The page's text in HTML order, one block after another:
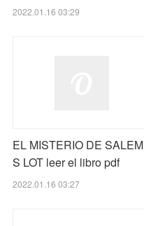
2022.01.16 03:29
EL MISTERIO DE SALEM
S LOT leer el libro pdf
2022.01.16 03:27